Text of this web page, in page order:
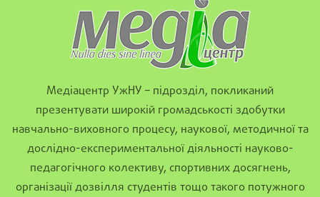
Медіацентр УжНУ – підрозділ, покликаний
презентувати широкій громадськості здобутки
навчально-виховного процесу, наукової, методичної та
дослідно-експериментальної діяльності науково-
педагогічного колективу, спортивних досягнень,
організації дозвілля студентів тощо такого потужного